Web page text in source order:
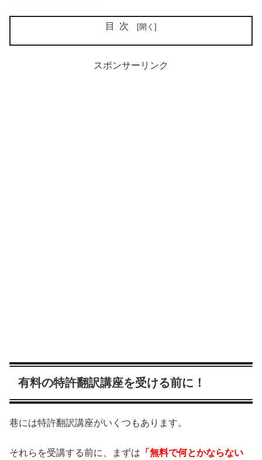
目次
スポンサーリンク
有料の特許翻訳講座を受ける前に！
巷には特許翻訳講座がいくつもあります。
それらを受講する前に、まずは 「無料で何とかならない